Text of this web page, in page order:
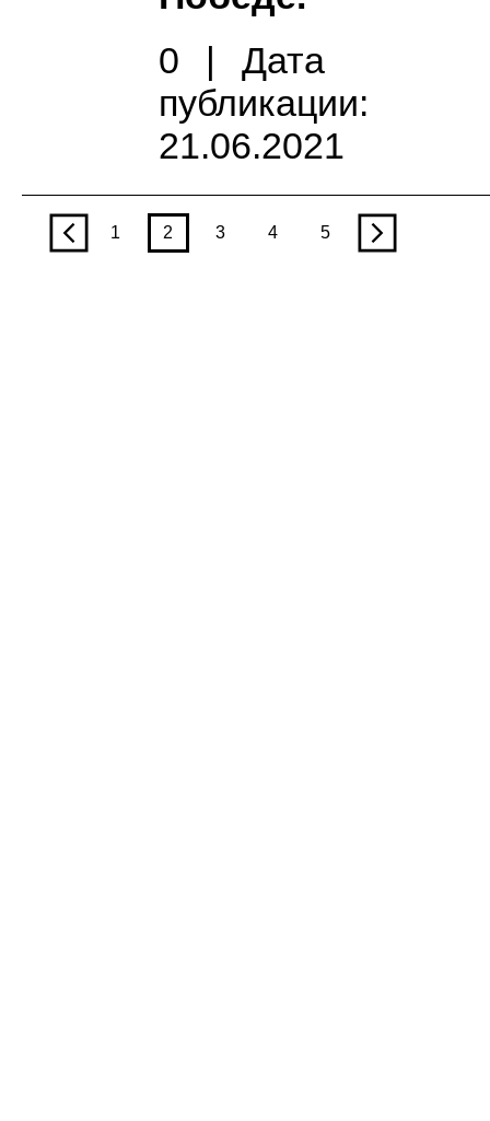
0
|
Дата
публикации:
21.06.2021
p 1 2 3 4 5 n